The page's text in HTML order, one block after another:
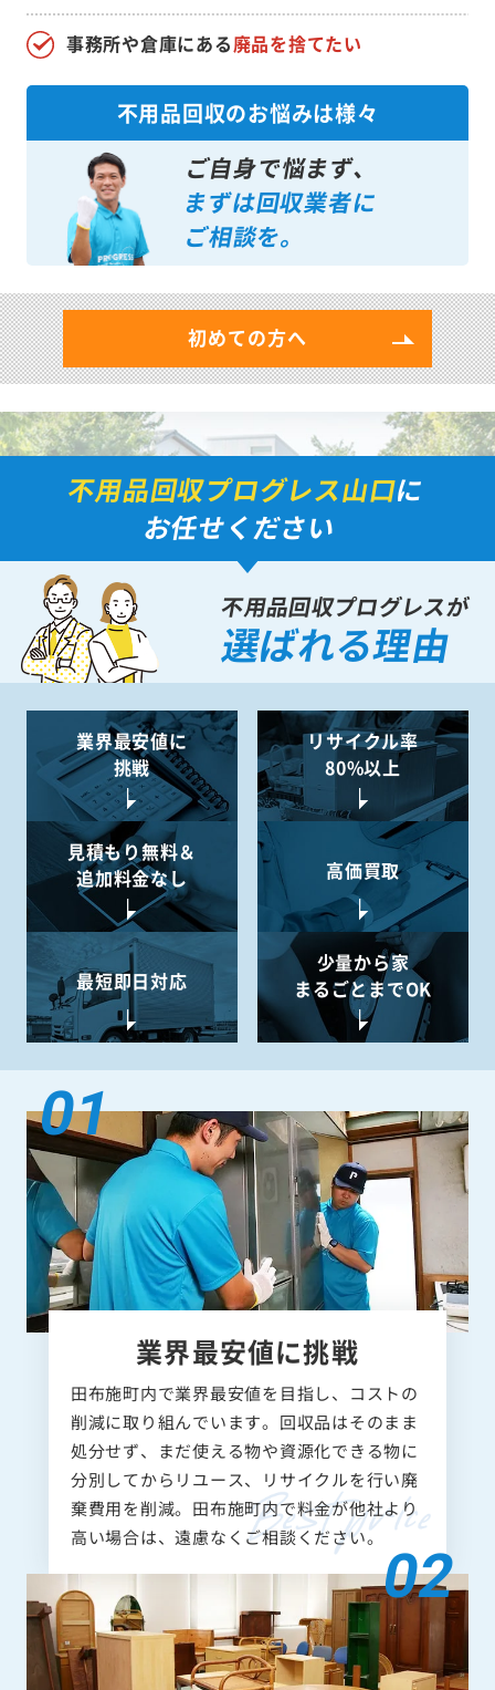
事務所や倉庫にある廃品を捨てたい
不用品回収のお悩みは様々
ご自身で悩まず、
まずは回収業者に
ご相談を。
初めての方へ
不用品回収プログレス山口に
お任せください
不用品回収プログレスが
選ばれる理由
業界最安値に
挑戦
リサイクル率
80%以上
見積もり無料＆
追加料金なし
高価買取
最短即日対応
少量から家
まるごとまでOK
業界最安値に挑戦
田布施町内で業界最安値を目指し、コストの
削減に取り組んでいます。回収品はそのまま
処分せず、まだ使える物や資源化できる物に
分別してからリユース、リサイクルを行い廃
棄費用を削減。田布施町内で料金が他社より
高い場合は、遠慮なくご相談ください。